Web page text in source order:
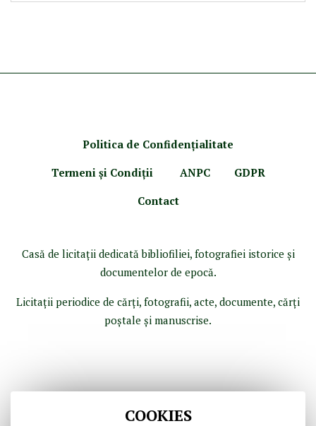
COOKIES
Politica de Confidenţialitate
Termeni şi Condiţii
ANPC
GDPR
Contact
Casă de licitaţii dedicată bibliofiliei, fotografiei istorice şi
documentelor de epocă.
Licitaţii periodice de cărţi, fotografii, acte, documente, cărţi
poştale şi manuscrise.